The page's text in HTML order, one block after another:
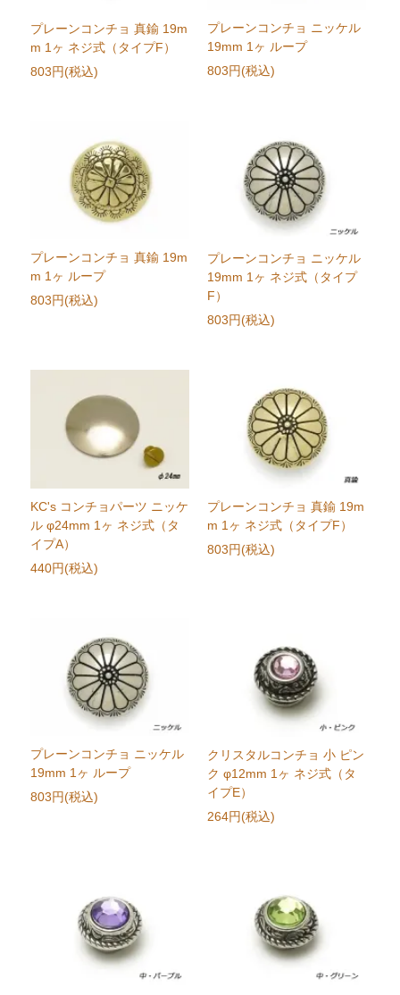
プレーンコンチョ 真鍮 19m
m 1ヶ ネジ式（タイプF）
803円(税込)
プレーンコンチョ ニッケル
19mm 1ヶ ループ
803円(税込)
プレーンコンチョ 真鍮 19m
m 1ヶ ループ
803円(税込)
プレーンコンチョ ニッケル
19mm 1ヶ ネジ式（タイプ
F）
803円(税込)
KC's コンチョパーツ ニッケ
ル φ24mm 1ヶ ネジ式（タ
イプA）
440円(税込)
プレーンコンチョ 真鍮 19m
m 1ヶ ネジ式（タイプF）
803円(税込)
プレーンコンチョ ニッケル
19mm 1ヶ ループ
803円(税込)
クリスタルコンチョ 小 ピン
ク φ12mm 1ヶ ネジ式（タ
イプE）
264円(税込)